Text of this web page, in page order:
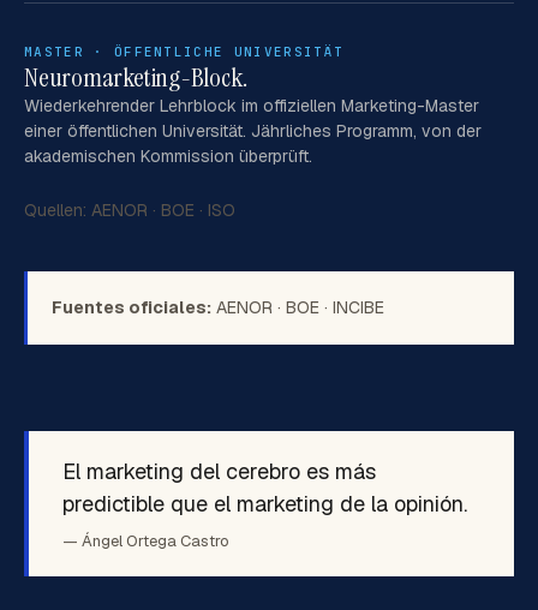
MASTER · ÖFFENTLICHE UNIVERSITÄT
Neuromarketing-Block.
Wiederkehrender Lehrblock im offiziellen Marketing-Master
einer öffentlichen Universität. Jährliches Programm, von der
akademischen Kommission überprüft.
Quellen: AENOR · BOE · ISO
Fuentes oficiales: AENOR · BOE · INCIBE
El marketing del cerebro es más
predictible que el marketing de la opinión.
— Ángel Ortega Castro